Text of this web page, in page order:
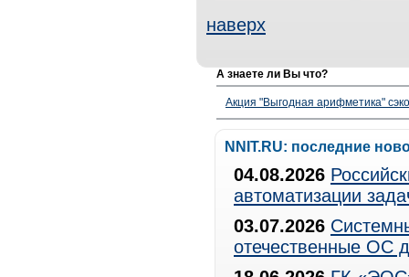
наверх
А знаете ли Вы что?
Акция "Выгодная арифметика"
NNIT.RU: последние
04.08.2026
автоматизации
03.07.2026
отечественные ОС